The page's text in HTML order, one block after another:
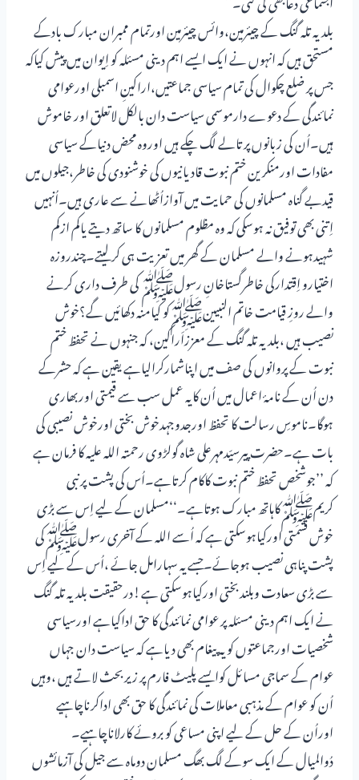
بلدیہ تلہ گنگ کے چیئرمین،وائس چیئرمین اورتمام ممبران مبارک بادکے
مستحق ہیں کہ انہوں نے ایک ایسے اہم دینی مسئلہ کو اِیوان میں پیش کیاکہ
جس پر ضلع چکوال کی تمام سیاسی جماعتیں،اراکینِ اسمبلی اورعوامی
نمائندگی کے دعوے دارموسمی سیاست دان بالکل لاتعلق اور خاموش
ہیں۔اُن کی زبانوں پر تالے لگ چکے ہیں اوروہ محض دنیاکے سیاسی
مفادات اورمنکرین ختم نبوت قادیانیوں کی خوشنودی کی خاطر،جیلوں میں
قیدبے گناہ مسلمانوں کی حمایت میں آوازاُٹھانے سے عاری ہیں۔اُنہیں
اِتنی بھی توفیق نہ ہوسکی کہ وہ مظلوم مسلمانوں کا ساتھ دیتے یاکم ازکم
شہیدہونے والے مسلمان کے گھر میں تعزیت ہی کرلیتے۔چندروزہ
اختیارو اِقتدارکی خاطرگستاخانِ رسولﷺ کی طرف داری کرنے
والے روزِ قیامت خاتم النبیینﷺکو کیامنہ دکھائیں گے؟خوش
نصیب ہیں ،بلدیہ تلہ گنگ کے معززاَراکین، کہ جنہوں نے تحفظ ختم
نبوت کے پروانوں کی صف میں اپناشمارکرالیاہے یقین ہے کہ حشرکے
دن اُن کے نامۂ اعمال میں اُن کایہ عمل سب سے قیمتی اوربھاری
ہوگا۔ناموسِ رسالت کا تحفظ اورجدوجہدخوش بختی اورخوش نصیبی کی
بات ہے۔حضرت پیرسیّدمہرعلی شاہ گولڑوی رحمتہ اللہ علیہ کا فرمان ہے
کہ ’’جوشخص تحفظ ختم نبوت کاکام کرتاہے۔اُس کی پشت پرنبی
کریمﷺکاہاتھ مبارک ہوتاہے۔‘‘مسلمان کے لیے اِس سے بڑی
خوش قسمتی اورکیاہوسکتی ہے کہ اُسے اللہ کے آخری رسولﷺکی
پشت پناہی نصیب ہوجائے۔جسے یہ سہارامل جائے ،اُس کے لیے اِس
سے بڑی سعادت وبلندبختی اورکیاہوسکتی ہے!درحقیقت بلدیہ تلہ گنگ
نے ایک اہم دینی مسئلہ پر عوامی نمائندگی کا حق اداکیاہے اورسیاسی
شخصیات اورجماعتوں کو یہ پیغام بھی دیاہے کہ سیاست دان جہاں
عوام کے سماجی مسائل کوایسے پلیٹ فارم پر زیربحث لاتے ہیں ،وہیں
اُن کو عوام کے مذہبی معاملات کی نمائندگی کا حق بھی اداکرناچاہیے
اوراُن کے حل کے لیے اپنی مساعی کو بروئے کارلاناچاہیے۔
دُوالمیال کے ایک سوکے لگ بھگ مسلمان دوماہ سے جیل کی آزمائشوں